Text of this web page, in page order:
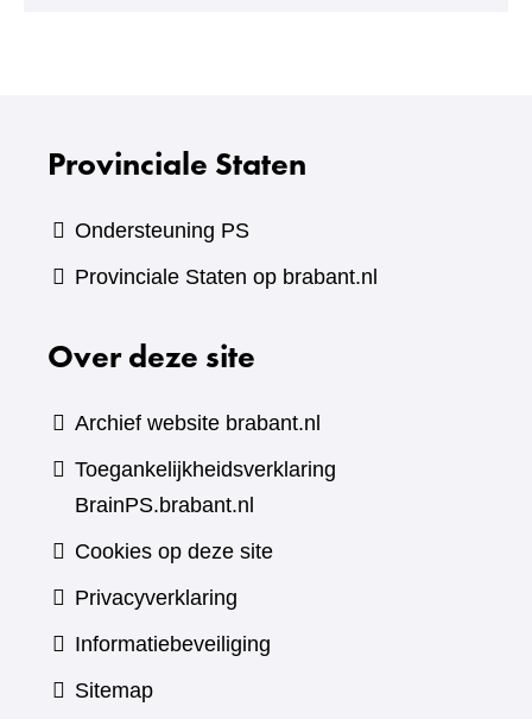
Provinciale Staten
Ondersteuning PS
Provinciale Staten op brabant.nl
Over deze site
Archief website brabant.nl
Toegankelijkheidsverklaring
BrainPS.brabant.nl
Cookies op deze site
Privacyverklaring
Informatiebeveiliging
Sitemap